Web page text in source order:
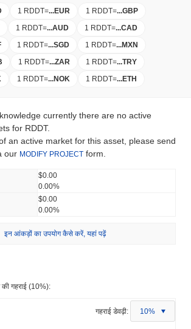
1 RDDT=...EUR 1 RDDT=...GBP
1 RDDT=...AUD 1 RDDT=...CAD
1 RDDT=...SGD 1 RDDT=...MXN
1 RDDT=...ZAR 1 RDDT=...TRY
1 RDDT=...NOK 1 RDDT=...ETH
currently there are no active
for RDDT.
an active market for this asset, please send
our MODIFY PROJECT form.
$0.00
0.00%
$0.00
0.00%
इन आंकड़ों का उपयोग कैसे करें, यहां पढ़ें
की गहराई (10%):
गहराई डेवढ़ी: 10%